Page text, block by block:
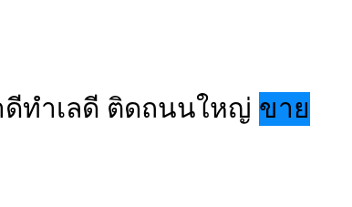
ทำเลดี ติดถนนใหญ่ ขาย